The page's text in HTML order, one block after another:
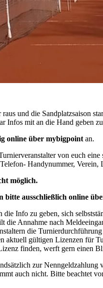
werden.
und die Sandplatzsaison
Infos mit an die Hand geben
online über mybigpoint an.
von euch
Handynummer,
möglich.
bitte ausschließlich online
die Info zu geben, sich
die Annahme nach
die
aktuell gültigen Lizenzen für
finden, werft gern einen
zur Nenngeldzahlung
auch nicht. Bitte beachtet